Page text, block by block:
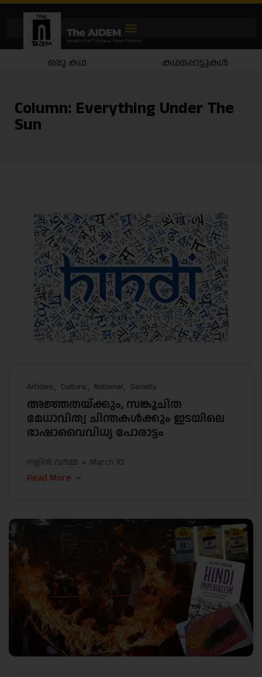
ഒരു കഥ കഥപ്പൊട്ടുകൾ
Column: Everything Under The
Sun
Articles Culture National Society
അജ്ഞതയ്ക്കും, സങ്കുചിത
മേധാവിത്വ ചിന്തകൾക്കും ഇടയിലെ
ഭാഷാവൈവിധ്യ പോരാട്ടം
നളിൻ വർമ്മ March 10
Read More